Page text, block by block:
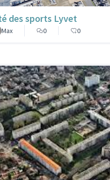
des sports Lyvet
Max
0 0